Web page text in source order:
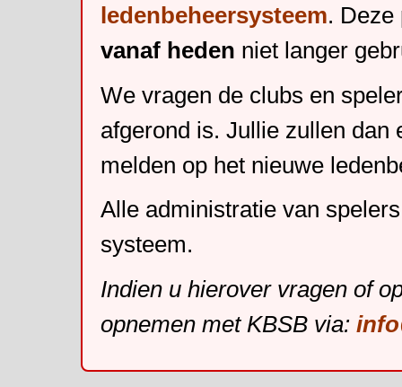
ledenbeheersysteem. Deze
vanaf heden niet langer
We vragen de clubs en
afgerond is. Jullie zullen dan
melden op het nieuwe
Alle administratie van
systeem.
Indien u hierover vragen of
opnemen met KBSB via: